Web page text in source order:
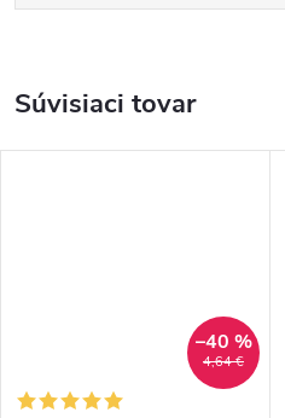
Súvisiaci tovar
4,64 €
–40 %